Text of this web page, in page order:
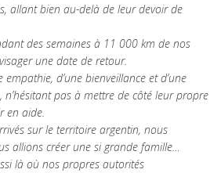
allant bien au-delà de leur devoir de
des semaines à 11 000 km de nos
une date de retour.
empathie, d’une bienveillance et d’une
pas à mettre de côté leur propre
en aide.
sur le territoire argentin, nous
allions créer une si grande famille…
là où nos propres autorités